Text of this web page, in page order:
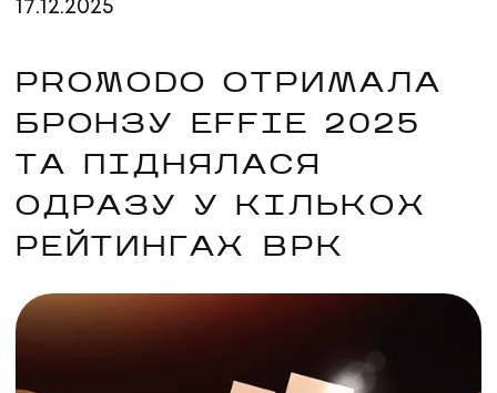
17.12.2025
PROMODO ОТРИМАЛА
БРОНЗУ EFFIE 2025
ТА ПІДНЯЛАСЯ
ОДРАЗУ У КІЛЬКОХ
РЕЙТИНГАХ ВРК